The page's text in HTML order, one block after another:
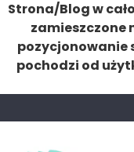
Strona/Blog w
zamieszczone
pozycjonowanie
pochodzi od
to